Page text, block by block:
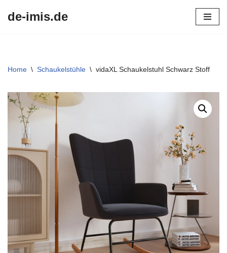
de-imis.de
Home \ Schaukelstühle \ vidaXL Schaukelstuhl Schwarz Stoff